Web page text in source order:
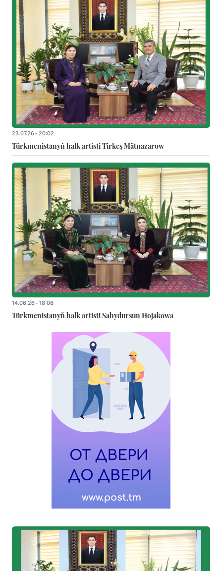
23.07.26 - 20:02
Türkmenistanyň halk artisti Tirkeş Mätnazarow
14.06.26 - 18:08
Türkmenistanyň halk artisti Sahydursun Hojakowa